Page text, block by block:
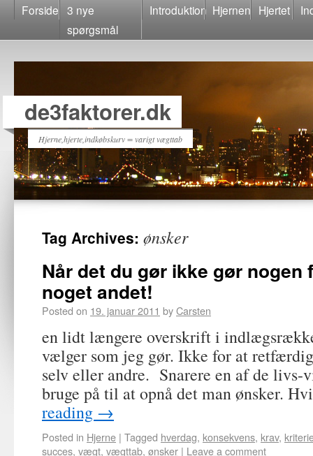
Forside 3 nye
spørgsmål
Introduktion Hjernen Hjertet
de3faktorer.dk
Hjerne,hjerte,indkøbskurv = varigt vægttab
Tag Archives: ønsker
Når det du gør ikke gør nogen
noget andet!
Posted on 19. januar 2011 byCarsten
en lidt længere overskrift i
vælger som jeg gør. Ikke for at
selv eller andre. Snarere en af de livs-
bruge på til at opnå det man ønsker.
reading →
Posted in Hjerne | Tagged hverdag, konsekvens, krav,
succes, vægt, vægttab, ønsker | Leave a comment